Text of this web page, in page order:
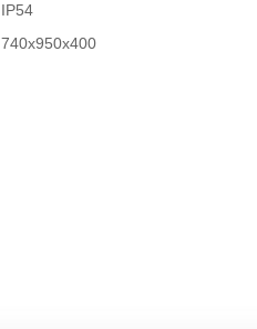
IP54
740х950х400